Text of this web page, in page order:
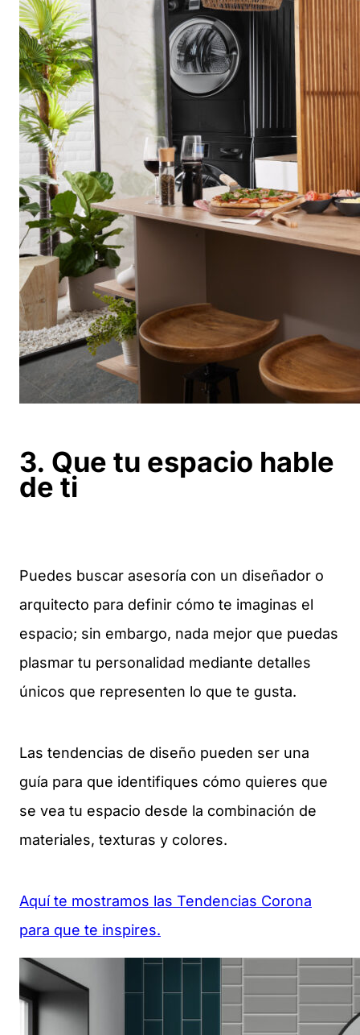
3. Que tu espacio hable
de ti
Puedes buscar asesoría con un diseñador o
arquitecto para definir cómo te imaginas el
espacio; sin embargo, nada mejor que puedas
plasmar tu personalidad mediante detalles
únicos que representen lo que te gusta.
Las tendencias de diseño pueden ser una
guía para que identifiques cómo quieres que
se vea tu espacio desde la combinación de
materiales, texturas y colores.
Aquí te mostramos las Tendencias Corona
para que te inspires.